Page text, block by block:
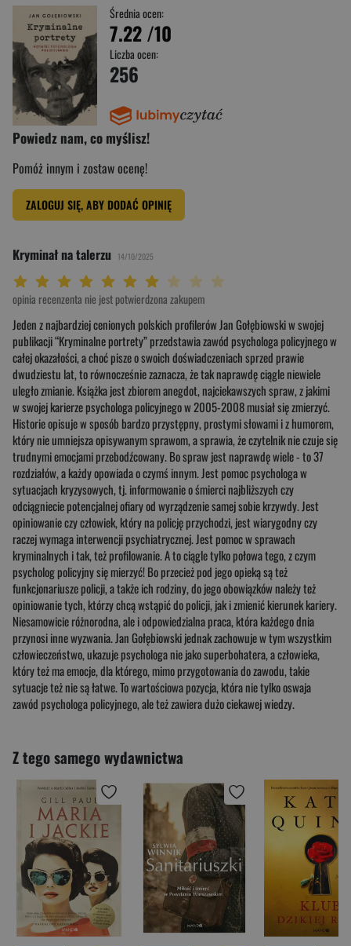
Średnia ocen:
7.22/10
Liczba ocen:
256
Powiedz nam, co myślisz!
Pomóż innym i zostaw ocenę!
ZALOGUJ SIĘ, ABY DODAĆ OPINIĘ
Kryminał na talerzu 14/10/2025
Twoja ocena: Arcydzieło 10/10"
Twoja ocena: Wybitna 9/10"
Twoja ocena: Rewelacyjna 8/10"
Twoja ocena: Bardzo dobra 7/10"
Twoja ocena: Dobra 6/10"
Twoja ocena: Przeciętna 5/10"
Twoja ocena: Może być 4/10"
Twoja ocena: Słaba 3/10"
Twoja ocena: Bardzo słaba 2/10"
Twoja ocena: Beznadziejna 1/10"
opinia recenzenta nie jest potwierdzona zakupem
Jeden z najbardziej cenionych polskich profilerów Jan Gołębiowski w swojej
publikacji “Kryminalne portrety” przedstawia zawód psychologa policyjnego w
całej okazałości, a choć pisze o swoich doświadczeniach sprzed prawie
dwudziestu lat, to równocześnie zaznacza, że tak naprawdę ciągle niewiele
uległo zmianie. Książka jest zbiorem anegdot, najciekawszych spraw, z jakimi
w swojej karierze psychologa policyjnego w 2005-2008 musiał się zmierzyć.
Historie opisuje w sposób bardzo przystępny, prostymi słowami i z humorem,
który nie umniejsza opisywanym sprawom, a sprawia, że czytelnik nie czuje się
trudnymi emocjami przebodźcowany. Bo spraw jest naprawdę wiele - to 37
rozdziałów, a każdy opowiada o czymś innym. Jest pomoc psychologa w
sytuacjach kryzysowych, tj. informowanie o śmierci najbliższych czy
odciągniecie potencjalnej ofiary od wyrządzenie samej sobie krzywdy. Jest
opiniowanie czy człowiek, który na policję przychodzi, jest wiarygodny czy
raczej wymaga interwencji psychiatrycznej. Jest pomoc w sprawach
kryminalnych i tak, też profilowanie. A to ciągle tylko połowa tego, z czym
psycholog policyjny się mierzyć! Bo przecież pod jego opieką są też
funkcjonariusze policji, a także ich rodziny, do jego obowiązków należy też
opiniowanie tych, którzy chcą wstąpić do policji, jak i zmienić kierunek kariery.
Niesamowicie różnorodna, ale i odpowiedzialna praca, która każdego dnia
przynosi inne wyzwania. Jan Gołębiowski jednak zachowuje w tym wszystkim
człowieczeństwo, ukazuje psychologa nie jako superbohatera, a człowieka,
który też ma emocje, dla którego, mimo przygotowania do zawodu, takie
sytuacje też nie są łatwe. To wartościowa pozycja, która nie tylko oswaja
zawód psychologa policyjnego, ale też zawiera dużo ciekawej wiedzy.
Z tego samego wydawnictwa